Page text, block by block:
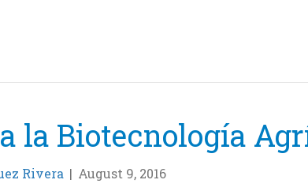
la Biotecnología
Rivera | August 9, 2016